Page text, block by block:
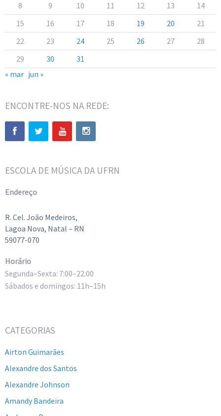
8
9 10 11 12 13
14
15
16 17 18 19 20
21
22
23 24 25 26 27
28
29
30
31
« mar jun »
ENCONTRE-NOS NA REDE:
ESCOLA DE MÚSICA DA UFRN
Endereço
R. Cel. João Medeiros,
Lagoa Nova, Natal – RN
59077-070
Horário
Segunda–Sexta: 7:00–22:00
Sábados e domingos: 11h–15h
CATEGORIAS
Airton Guimarães
Alexandre dos Santos
Alexandre Johnson
Amandy Bandeira